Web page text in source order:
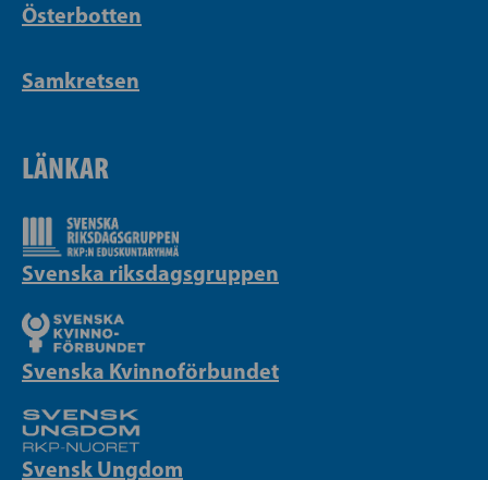
Österbotten
Samkretsen
LÄNKAR
Svenska riksdagsgruppen
Svenska Kvinnoförbundet
Svensk Ungdom